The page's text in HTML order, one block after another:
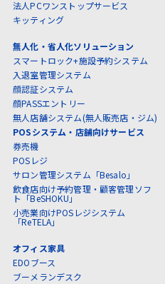
法人PCワンストップサービス
キッティング
無人化・省人化ソリューション
スマートロック+施設予約システム
入退室管理システム
顔認証システム
顔PASSエントリー
無人店舗システム(無人販売店・ジム)
POSシステム・店舗向けサービス
券売機
POSレジ
サロン管理システム「Besalo」
飲食店向け予約管理・顧客管理ソフ
ト「BeSHOKU」
小売業向けPOSレジシステム
「ReTELA」
オフィス家具
EDOブース
ブーメランデスク